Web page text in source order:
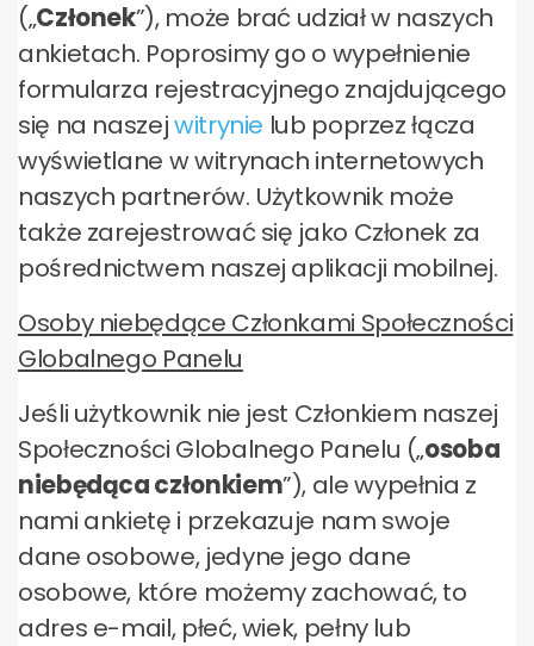
(„Członek”), może brać udział w naszych
ankietach. Poprosimy go o wypełnienie
formularza rejestracyjnego znajdującego
się na naszejwitrynie lub poprzez łącza
wyświetlane w witrynach internetowych
naszych partnerów. Użytkownik może
także zarejestrować się jako Członek za
pośrednictwem naszej aplikacji mobilnej.
Osoby niebędące Członkami Społeczności
Globalnego Panelu
Jeśli użytkownik nie jest Członkiem naszej
Społeczności Globalnego Panelu („osoba
niebędąca członkiem”), ale wypełnia z
nami ankietę i przekazuje nam swoje
dane osobowe, jedyne jego dane
osobowe, które możemy zachować, to
adres e-mail, płeć, wiek, pełny lub